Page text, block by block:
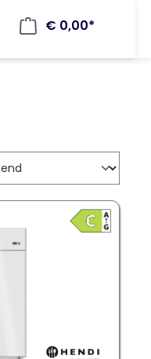
€ 0,00*